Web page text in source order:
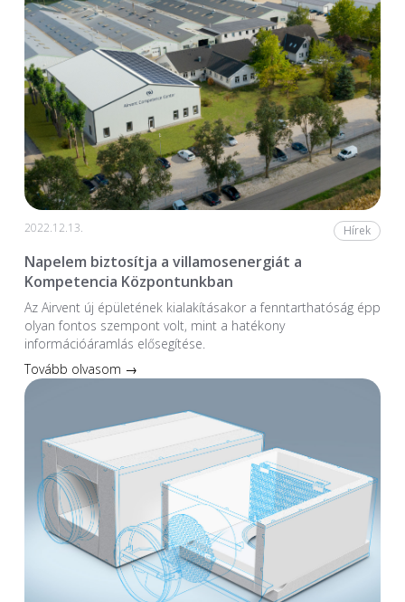
2022.12.13. Hírek
Napelem biztosítja a villamosenergiát a
Kompetencia Központunkban
Az Airvent új épületének kialakításakor a fenntarthatóság épp
olyan fontos szempont volt, mint a hatékony
információáramlás elősegítése.
Tovább olvasom →